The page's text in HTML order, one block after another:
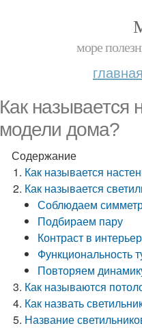
море
главная
Как называется
модели дома?
Содержание
Как называется
Как называется
Соблюдаем
Подбираем пару
Контраст в
Функциональность
Повторяем
Как называются
Как назвать
Название